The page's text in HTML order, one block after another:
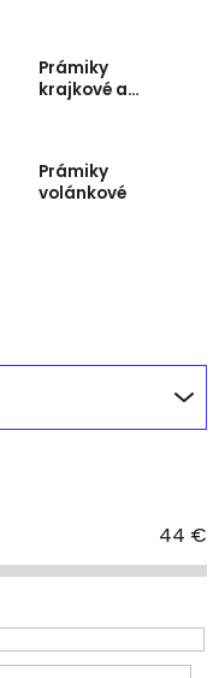
Prámiky
krajkové a
Prámiky
volánkové
44 €